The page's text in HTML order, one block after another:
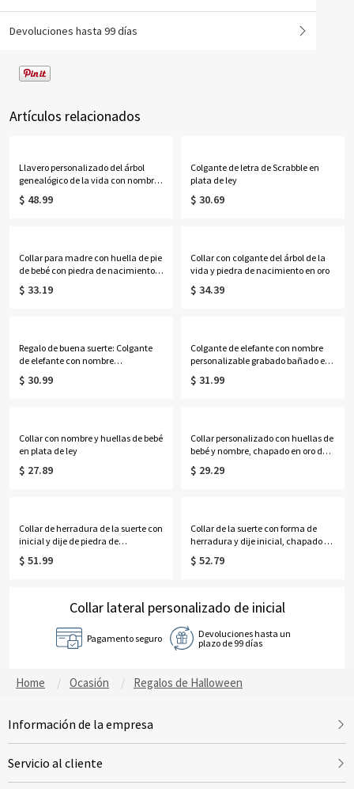
Devoluciones hasta 99 días
Artículos relacionados
Llavero personalizado del árbol
genealógico de la vida con nombres
de 1 a 13 niños
$ 48.99
Colgante de letra de Scrabble en
plata de ley
$ 30.69
Collar para madre con huella de pie
de bebé con piedra de nacimiento y
nombre grabado
$ 33.19
Collar con colgante del árbol de la
vida y piedra de nacimiento en oro
$ 34.39
Regalo de buena suerte: Colgante
de elefante con nombre
personalizable grabado
$ 30.99
Colgante de elefante con nombre
personalizable grabado bañado en
oro de 18 quilates
$ 31.99
Collar con nombre y huellas de bebé
en plata de ley
$ 27.89
Collar personalizado con huellas de
bebé y nombre, chapado en oro de
18 quilates.
$ 29.29
Collar de herradura de la suerte con
inicial y dije de piedra de
nacimiento
$ 51.99
Collar de la suerte con forma de
herradura y dije inicial, chapado en
oro de 18 quilates.
$ 52.79
Collar lateral personalizado de inicial
Pagamento seguro
Devoluciones hasta un
plazo de 99 días
Home Ocasión Regalos de Halloween
Información de la empresa
Servicio al cliente